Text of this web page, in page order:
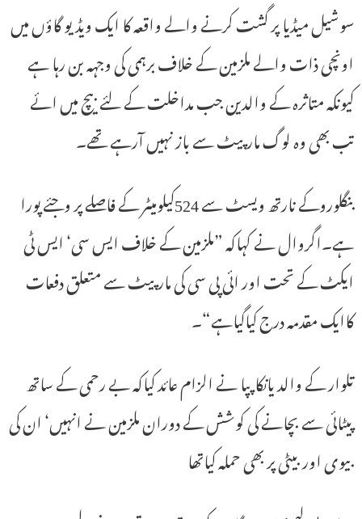
سوشیل میڈیا پر گشت کرنے والے واقعہ کا ایک ویڈیو گاؤں میں
اونچی ذات والے ملزمین کے خلاف برہمی کی وجہہ بن رہا ہے
کیونکہ متاثرہ کے والدین جب مداخلت کے لئے بیچ میں ائے
تب بھی وہ لوگ مارپیٹ سے باز نہیں آرہے تھے۔
بنگلوروکے نارتھ ویسٹ سے 524کیلومیٹر کے فاصلے پر وجئے پورا
ہے۔اگروال نے کہاکہ ”ملزمین کے خلاف ایس سی‘ ایس ٹی
ایکٹ کے تحت اور ائی پی سی کی مارپیٹ سے متعلق دفعات
کاایک مقدمہ درج کیاگیاہے“۔
تلوار کے والد یانکاپپا نے الزام عائد کیاکہ بے رحمی کے ساتھ
پیٹائی سے بچانے کی کوشش کے دوران ملزمین نے انہیں‘ ان کی
بیوی اور بیٹی پر بھی حملہ کیاتھا